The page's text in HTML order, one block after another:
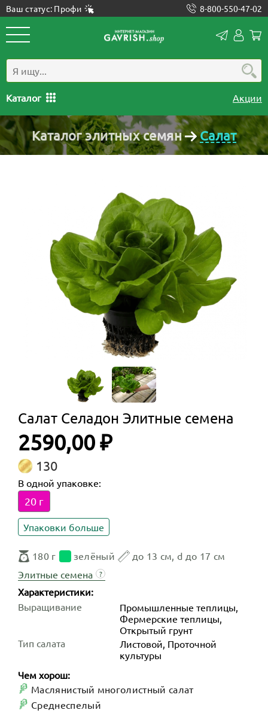
Ваш статус: Профи 8-800-550-47-02
Каталог Акции
Каталог элитных семян Салат
Салат Селадон Элитные семена
2590,00 ₽
130
В одной упаковке:
20 г
Упаковки больше
180 г зелёный
до 13 см, d до 17 см
Элитные семена
?
Характеристики:
Выращивание
Промышленные теплицы,
Фермерские теплицы,
Открытый грунт
Тип салата
Листовой, Проточной
культуры
Чем хорош:
Маслянистый многолистный салат
Среднеспелый